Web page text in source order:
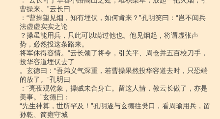
曹操来。”云长曰
：“曹操望见烟，知有埋伏，如何肯来？”孔明笑曰：“岂不闻兵
法虚虚实实之论
？操虽能用兵，只此可以瞒过他也。他见烟起，将谓虚张声
势，必然投这条路来。
将军休得容情。”云长领了将令，引关平、周仓并五百校刀手，
投华容道埋伏去了
。玄德曰：“吾弟义气深重，若曹操果然投华容道去时，只恐端
的放了。”孔明曰
：“亮夜观乾象，操贼未合身亡。留这人情，教云长做了，亦是
美事。”玄德曰：
“先生神算，世所罕及！”孔明遂与玄德往樊口，看周瑜用兵，留
孙乾、简雍守城